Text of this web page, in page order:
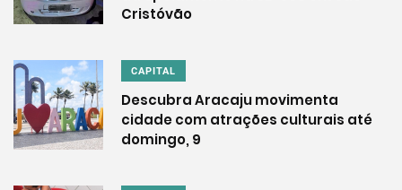
Cristóvão
CAPITAL
Descubra Aracaju movimenta
cidade com atrações culturais até
domingo, 9